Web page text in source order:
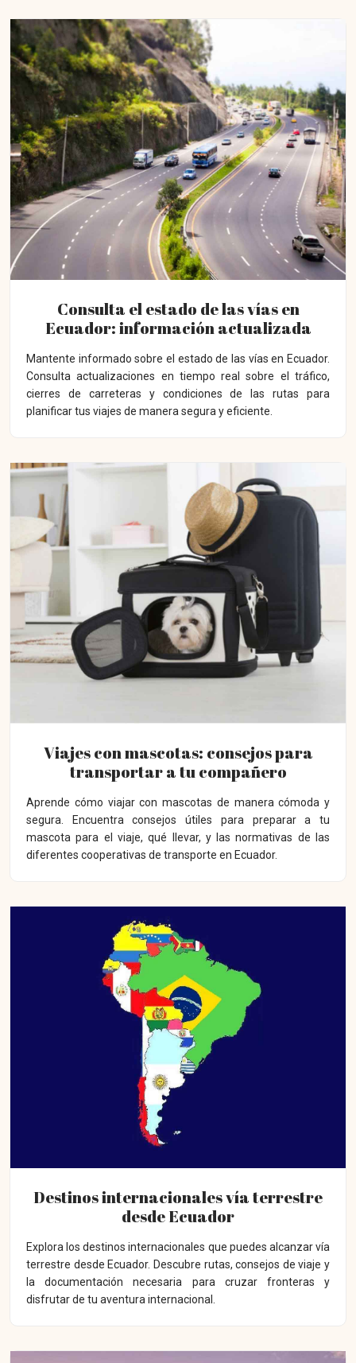
Consulta el estado de las vías en
Ecuador: información actualizada
Mantente informado sobre el estado de las vías en Ecuador.
Consulta actualizaciones en tiempo real sobre el tráfico,
cierres de carreteras y condiciones de las rutas para
planificar tus viajes de manera segura y eficiente.
Viajes con mascotas: consejos para
transportar a tu compañero
Aprende cómo viajar con mascotas de manera cómoda y
segura. Encuentra consejos útiles para preparar a tu
mascota para el viaje, qué llevar, y las normativas de las
diferentes cooperativas de transporte en Ecuador.
Destinos internacionales vía terrestre
desde Ecuador
Explora los destinos internacionales que puedes alcanzar vía
terrestre desde Ecuador. Descubre rutas, consejos de viaje y
la documentación necesaria para cruzar fronteras y
disfrutar de tu aventura internacional.